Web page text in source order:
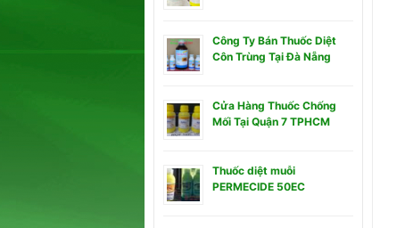
Công Ty Bán Thuốc Diệt
Côn Trùng Tại Đà Nẵng
Cửa Hàng Thuốc Chống
Mối Tại Quận 7 TPHCM
Thuốc diệt muỗi
PERMECIDE 50EC